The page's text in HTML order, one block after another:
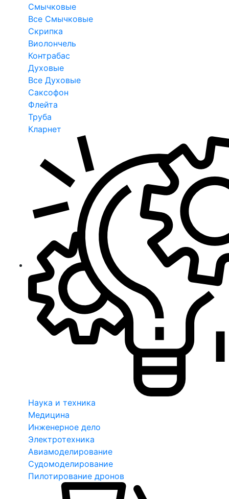
Смычковые
Все Смычковые
Скрипка
Виолончель
Контрабас
Духовые
Все Духовые
Саксофон
Флейта
Труба
Кларнет
Наука и техника
Медицина
Инженерное дело
Электротехника
Авиамоделирование
Судомоделирование
Пилотирование дронов